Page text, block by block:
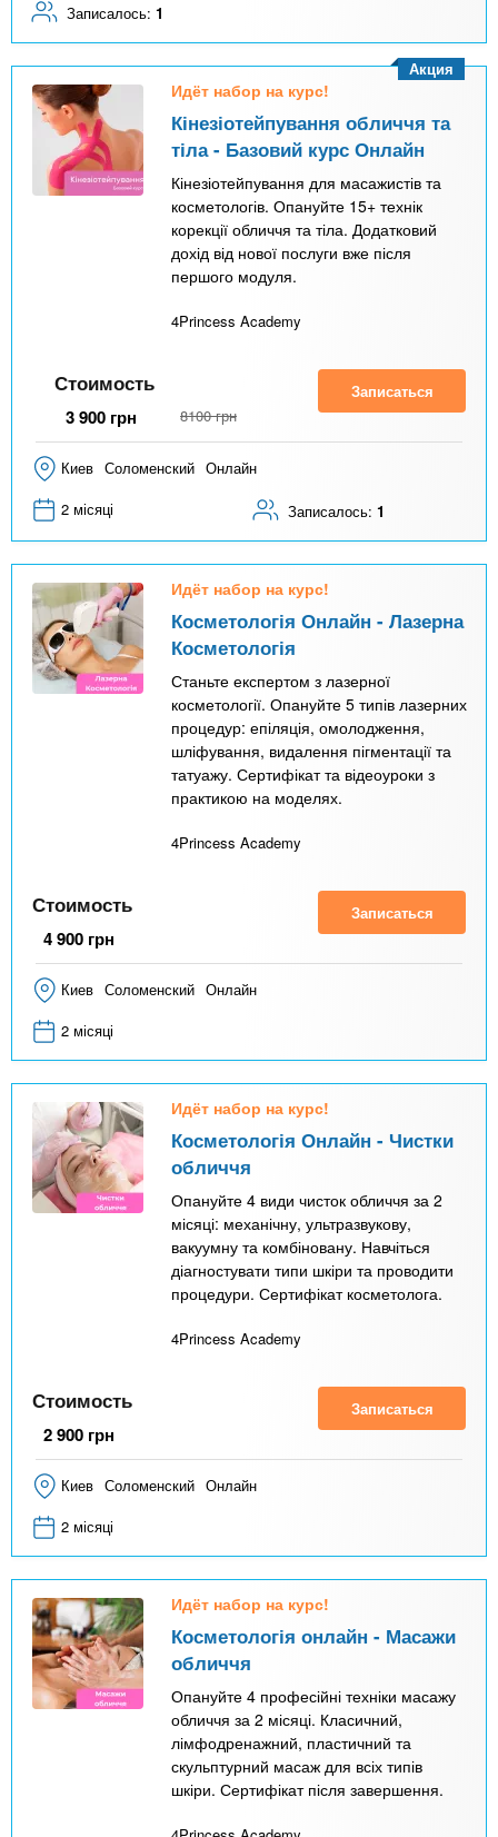
Записалось: 1
Идёт набор на курс!
Кінезіотейпування обличчя та
тіла - Базовий курс Онлайн
Кінезіотейпування для масажистів та
косметологів. Опануйте 15+ технік
корекції обличчя та тіла. Додатковий
дохід від нової послуги вже після
першого модуля.
4Princess Academy
Акция
Стоимость
3 900 грн 8100 грн
Записаться
Киев Соломенский Онлайн
2 місяці
Записалось: 1
Идёт набор на курс!
Косметологія Онлайн - Лазерна
Косметологія
Станьте експертом з лазерної
косметології. Опануйте 5 типів лазерних
процедур: епіляція, омолодження,
шліфування, видалення пігментації та
татуажу. Сертифікат та відеоуроки з
практикою на моделях.
4Princess Academy
Стоимость
4 900 грн
Записаться
Киев Соломенский Онлайн
2 місяці
Идёт набор на курс!
Косметологія Онлайн - Чистки
обличчя
Опануйте 4 види чисток обличчя за 2
місяці: механічну, ультразвукову,
вакуумну та комбіновану. Навчіться
діагностувати типи шкіри та проводити
процедури. Сертифікат косметолога.
4Princess Academy
Стоимость
2 900 грн
Записаться
Киев Соломенский Онлайн
2 місяці
Идёт набор на курс!
Косметологія онлайн - Масажи
обличчя
Опануйте 4 професійні техніки масажу
обличчя за 2 місяці. Класичний,
лімфодренажний, пластичний та
скульптурний масаж для всіх типів
шкіри. Сертифікат після завершення.